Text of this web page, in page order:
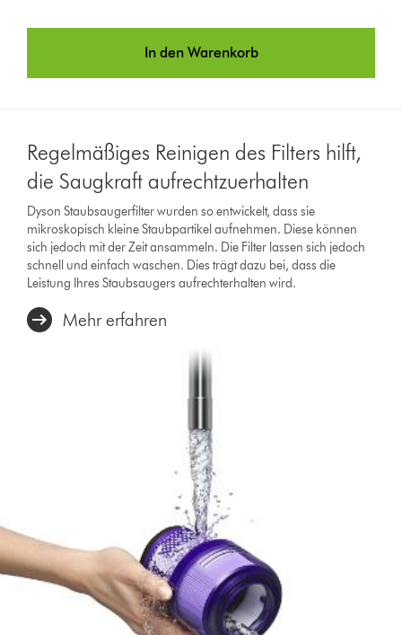
In den Warenkorb
Regelmäßiges Reinigen des Filters hilft,
die Saugkraft aufrechtzuerhalten
Dyson Staubsaugerfilter wurden so entwickelt, dass sie
mikroskopisch kleine Staubpartikel aufnehmen. Diese können
sich jedoch mit der Zeit ansammeln. Die Filter lassen sich jedoch
schnell und einfach waschen. Dies trägt dazu bei, dass die
Leistung Ihres Staubsaugers aufrechterhalten wird.
Mehr erfahren